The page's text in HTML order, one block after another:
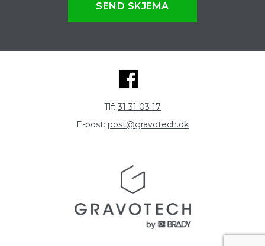
SEND SKJEMA
Tlf: 31 31 03 17
E-post: post@gravotech.dk